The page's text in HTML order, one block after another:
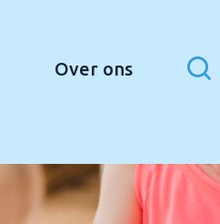
Over ons